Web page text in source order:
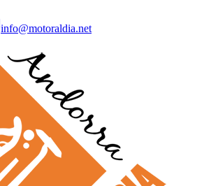
info@motoraldia.net